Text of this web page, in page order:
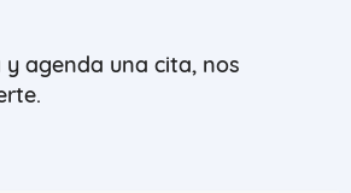
agenda una cita, nos